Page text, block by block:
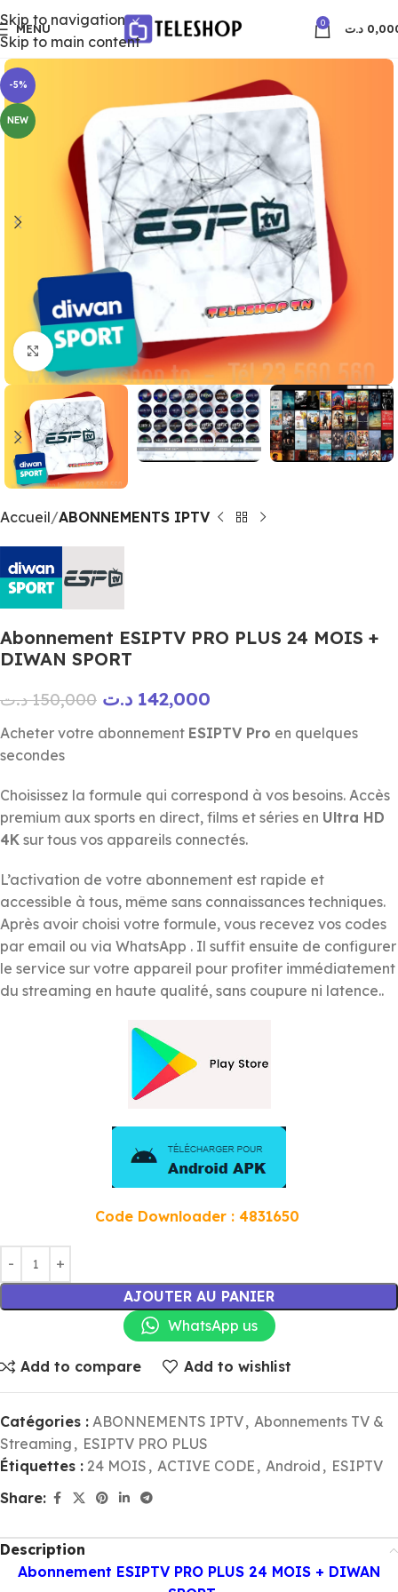
Skip to navigation
Skip to main content
MENU 0 د.ت
-5%
NEW
Click to enlarge
Accueil ABONNEMENTS IPTV
Abonnement ESIPTV PRO PLUS 24 MOIS +
DIWAN SPORT
150,000 د.ت 142,000 د.ت
Acheter votre abonnement ESIPTV Pro en quelques
secondes
Choisissez la formule qui correspond à vos besoins. Accès
premium aux sports en direct, films et séries en Ultra HD
4K sur tous vos appareils connectés.
L’activation de votre abonnement est rapide et
accessible à tous, même sans connaissances techniques.
Après avoir choisi votre formule, vous recevez vos codes
par email ou via WhatsApp . Il suffit ensuite de configurer
le service sur votre appareil pour profiter immédiatement
du streaming en haute qualité, sans coupure ni latence..
Code Downloader : 4831650
AJOUTER AU PANIER
WhatsApp us
Add to compare Add to wishlist
Catégories : ABONNEMENTS IPTV, Abonnements TV &
Streaming , ESIPTV PRO PLUS
Étiquettes : 24 MOIS , ACTIVE CODE , Android , ESIPTV
Share:
Description
Abonnement ESIPTV PRO PLUS 24 MOIS + DIWAN